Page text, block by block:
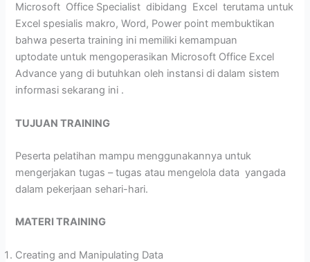
Microsoft Office Specialist dibidang Excel terutama untuk
Excel spesialis makro, Word, Power point membuktikan
bahwa peserta training ini memiliki kemampuan
uptodate untuk mengoperasikan Microsoft Office Excel
Advance yang di butuhkan oleh instansi di dalam sistem
informasi sekarang ini .
TUJUAN TRAINING
Peserta pelatihan mampu menggunakannya untuk
mengerjakan tugas – tugas atau mengelola data yangada
dalam pekerjaan sehari-hari.
MATERI TRAINING
Creating and Manipulating Data